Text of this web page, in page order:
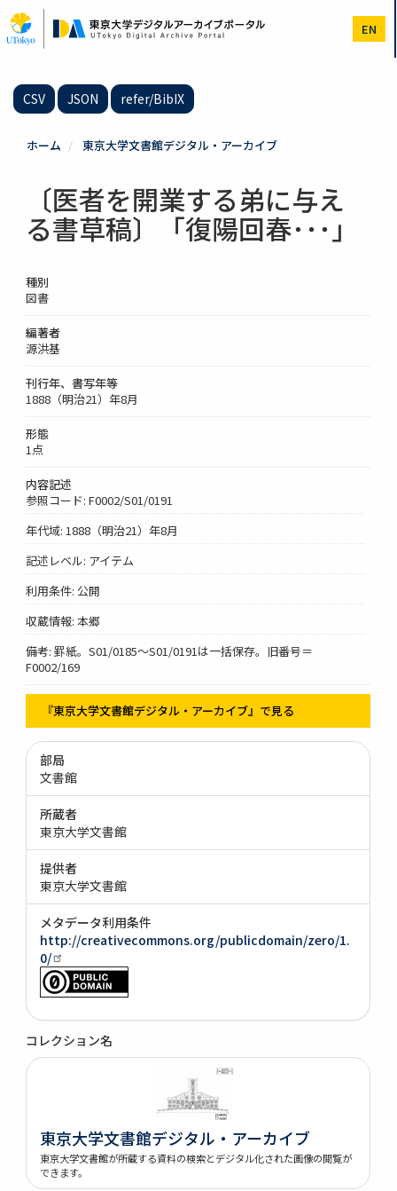
イ
ン
EN
CSV JSON refer/BibIX
ホーム 東京大学文書館デジタル・アーカイブ
〔医者を開業する弟に与え
る書草稿〕「復陽回春･･･」
種別
図書
編著者
源洪基
刊行年、書写年等
1888（明治21）年8月
形態
1点
内容記述
参照コード: F0002/S01/0191
年代域: 1888（明治21）年8月
記述レベル: アイテム
利用条件: 公開
収蔵情報: 本郷
備考: 罫紙。S01/0185～S01/0191は一括保存。旧番号＝
F0002/169
『東京大学文書館デジタル・アーカイブ』で見る
部局
文書館
所蔵者
東京大学文書館
提供者
東京大学文書館
メタデータ利用条件
http://creativecommons.org/publicdomain/zero/1.
0/
コレクション名
東京大学文書館デジタル・アーカイブ
東京大学文書館が所蔵する資料の検索とデジタル化された画像の閲覧が
できます。